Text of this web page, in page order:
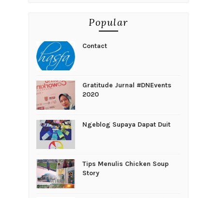
Popular
Contact
Gratitude Jurnal #DNEvents
2020
Ngeblog Supaya Dapat Duit
Tips Menulis Chicken Soup
Story